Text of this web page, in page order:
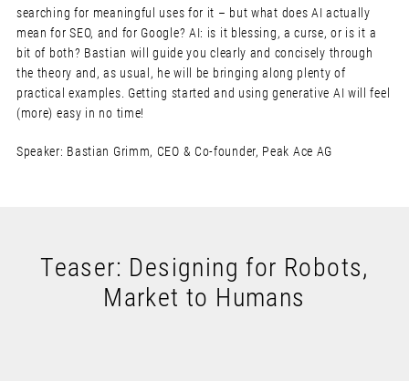
searching for meaningful uses for it – but what does AI actually
mean for SEO, and for Google? AI: is it blessing, a curse, or is it a
bit of both? Bastian will guide you clearly and concisely through
the theory and, as usual, he will be bringing along plenty of
practical examples. Getting started and using generative AI will feel
(more) easy in no time!
Speaker: Bastian Grimm, CEO & Co-founder, Peak Ace AG
Teaser: Designing for Robots,
Market to Humans